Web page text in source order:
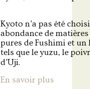
Kyoto n'a pas été
abondance de
pures de Fushimi et
tels que le yuzu, le
d'Uji.
En savoir plus